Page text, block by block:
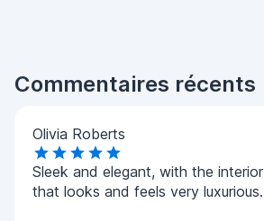
Commentaires récents
Olivia Roberts
Sleek and elegant, with the interior
that looks and feels very luxurious.